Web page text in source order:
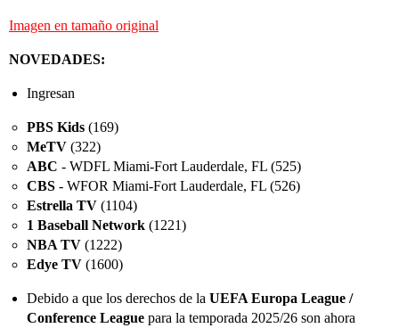
Imagen en tamaño original
NOVEDADES:
Ingresan
PBS Kids (169)
MeTV (322)
ABC - WDFL Miami-Fort Lauderdale, FL (525)
CBS - WFOR Miami-Fort Lauderdale, FL (526)
Estrella TV (1104)
1 Baseball Network (1221)
NBA TV (1222)
Edye TV (1600)
Debido a que los derechos de la UEFA Europa League /
Conference League para la temporada 2025/26 son ahora